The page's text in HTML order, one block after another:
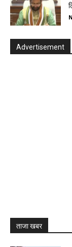
Advertisement
ताजा खबर